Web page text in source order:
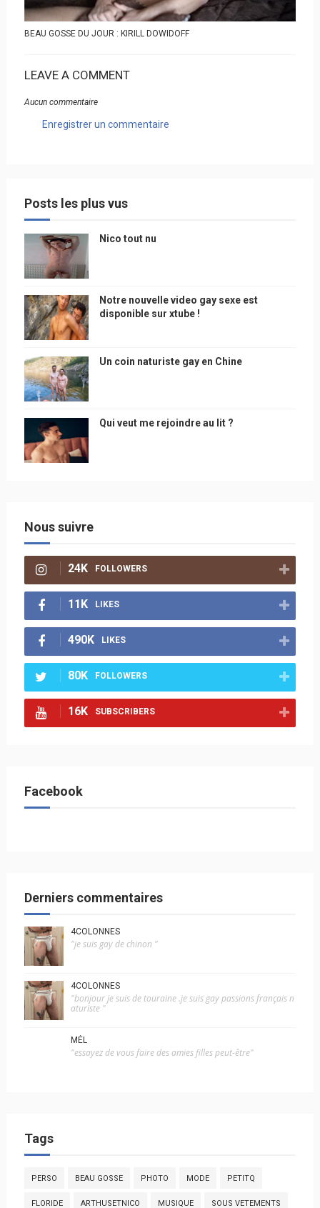
BEAU GOSSE DU JOUR : KIRILL DOWIDOFF
LEAVE A COMMENT
Aucun commentaire
Enregistrer un commentaire
Posts les plus vus
Nico tout nu
Notre nouvelle video gay sexe est
disponible sur xtube !
Un coin naturiste gay en Chine
Qui veut me rejoindre au lit ?
Nous suivre
24K FOLLOWERS
11K LIKES
490K LIKES
80K FOLLOWERS
16K SUBSCRIBERS
Facebook
Derniers commentaires
4COLONNES
"je suis gay de chinon "
4COLONNES
"bonjour je suis de touraine .je suis gay passions français n
aturiste "
MÉL
"essayez de vous faire des amies filles peut-être"
Tags
PERSO BEAU GOSSE PHOTO MODE PETITQ
FLORIDE ARTHUSETNICO MUSIQUE SOUS VETEMENTS